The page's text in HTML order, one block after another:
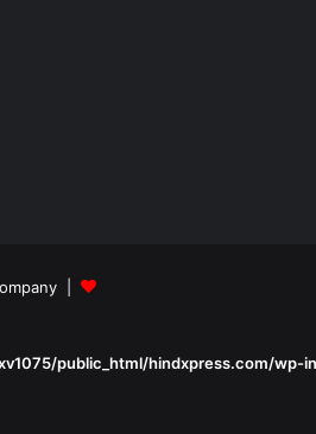
|
public_html/hindxpress.com/wp-